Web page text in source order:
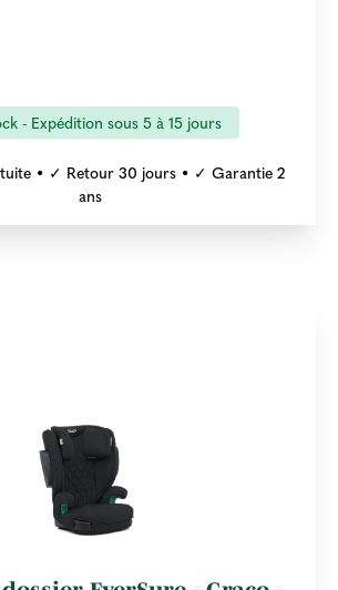
- Expédition sous 5 à 15 jours
• ✓ Retour 30 jours • ✓ Garantie 2
ans